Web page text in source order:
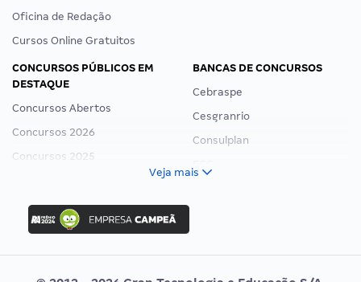
Oficina de Redação
Cursos Online Gratuitos
CONCURSOS PÚBLICOS EM
DESTAQUE
Concursos Abertos
Concursos 2026
Concursos 2025
Concurso Ibama
Concurso MPU
Editais publicados
BANCAS DE CONCURSOS
Cebraspe
Cesgranrio
Consulplan
Veja mais